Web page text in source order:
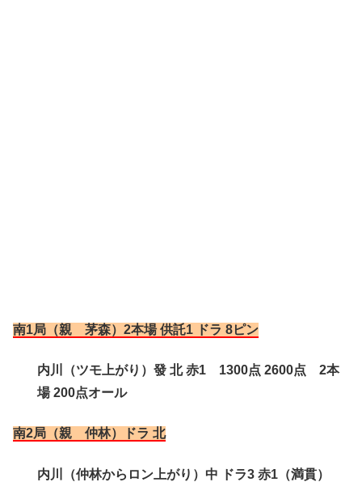
南1局（親 茅森）2本場 供託1 ドラ 8ピン
内川（ツモ上がり）發 北 赤1 1300点 2600点 2本
場 200点オール
南2局（親 仲林）ドラ 北
内川（仲林からロン上がり）中 ドラ3 赤1（満貫）